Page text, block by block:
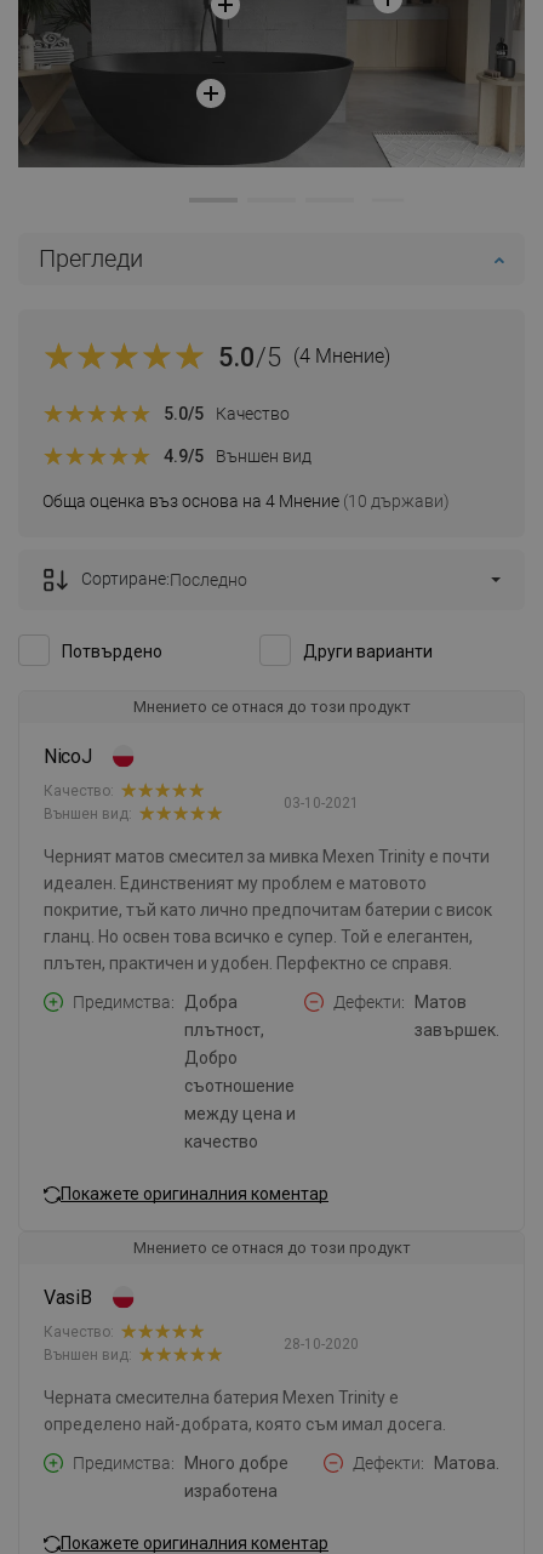
Прегледи
5.0/5 (4 Мнение)
Обща оценка въз основа на 4 Мнение (10 държави)
5.0/5 Качество
4.9/5 Външен вид
Потвърдено Други варианти
Сортиране:Последно
Мнението се отнася до този продукт
NicoJ
03-10-2021
Качество:
Външен вид:
Черният матов смесител за мивка Mexen Trinity е почти
идеален. Единственият му проблем е матовото
покритие, тъй като лично предпочитам батерии с висок
гланц. Но освен това всичко е супер. Той е елегантен,
плътен, практичен и удобен. Перфектно се справя.
Предимства
Добра
плътност,
Добро
съотношение
между цена и
качество
Дефекти
Матов
завършек.
Покажете оригиналния коментар
Мнението се отнася до този продукт
VasiB
28-10-2020
Качество:
Външен вид:
Черната смесителна батерия Mexen Trinity е
определено най-добрата, която съм имал досега.
Предимства
Много добре
изработена
Дефекти Матова.
Покажете оригиналния коментар